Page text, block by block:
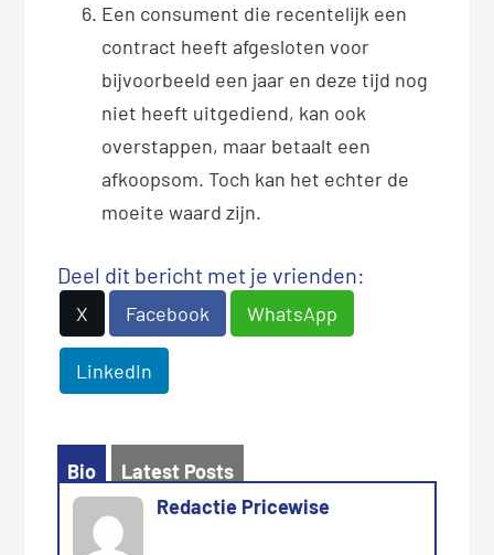
Een consument die recentelijk een
contract heeft afgesloten voor
bijvoorbeeld een jaar en deze tijd nog
niet heeft uitgediend, kan ook
overstappen, maar betaalt een
afkoopsom. Toch kan het echter de
moeite waard zijn.
Deel dit bericht met je vrienden:
X Facebook WhatsApp
LinkedIn
Bio
Latest Posts
Redactie Pricewise